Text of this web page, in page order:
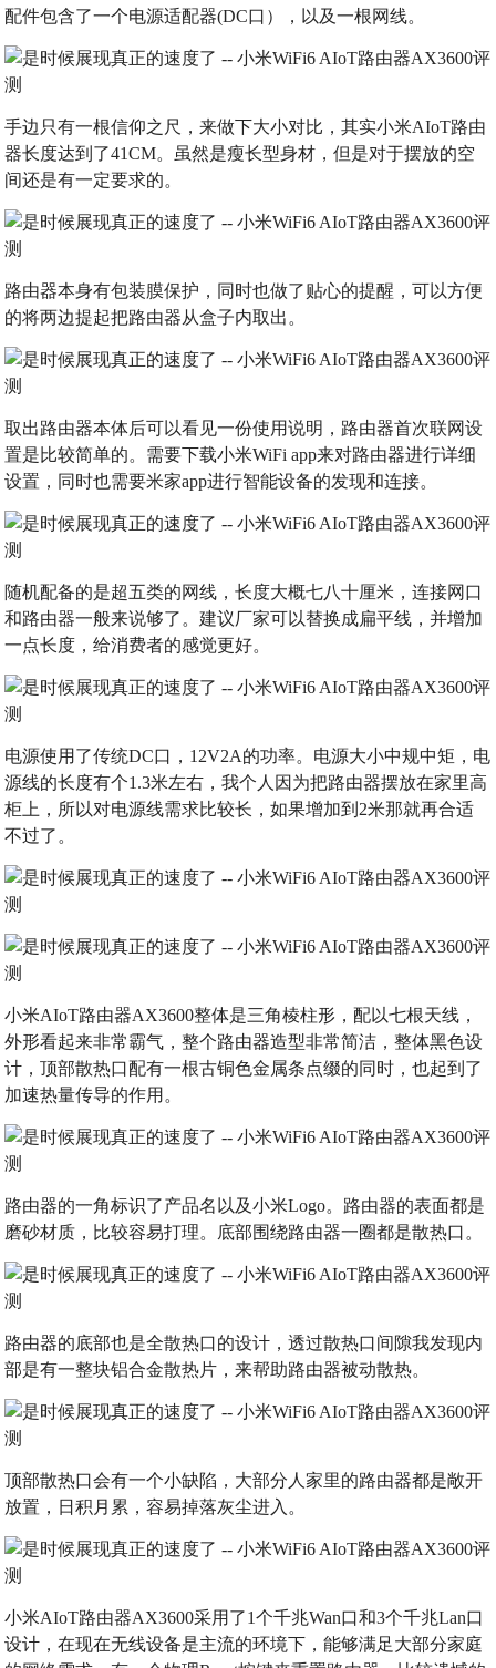
配件包含了一个电源适配器(DC口），以及一根网线。
手边只有一根信仰之尺，来做下大小对比，其实小米AIoT路由
器长度达到了41CM。虽然是瘦长型身材，但是对于摆放的空
间还是有一定要求的。
路由器本身有包装膜保护，同时也做了贴心的提醒，可以方便
的将两边提起把路由器从盒子内取出。
取出路由器本体后可以看见一份使用说明，路由器首次联网设
置是比较简单的。需要下载小米WiFi app来对路由器进行详细
设置，同时也需要米家app进行智能设备的发现和连接。
随机配备的是超五类的网线，长度大概七八十厘米，连接网口
和路由器一般来说够了。建议厂家可以替换成扁平线，并增加
一点长度，给消费者的感觉更好。
电源使用了传统DC口，12V2A的功率。电源大小中规中矩，电
源线的长度有个1.3米左右，我个人因为把路由器摆放在家里高
柜上，所以对电源线需求比较长，如果增加到2米那就再合适
不过了。
小米AIoT路由器AX3600整体是三角棱柱形，配以七根天线，
外形看起来非常霸气，整个路由器造型非常简洁，整体黑色设
计，顶部散热口配有一根古铜色金属条点缀的同时，也起到了
加速热量传导的作用。
路由器的一角标识了产品名以及小米Logo。路由器的表面都是
磨砂材质，比较容易打理。底部围绕路由器一圈都是散热口。
路由器的底部也是全散热口的设计，透过散热口间隙我发现内
部是有一整块铝合金散热片，来帮助路由器被动散热。
顶部散热口会有一个小缺陷，大部分人家里的路由器都是敞开
放置，日积月累，容易掉落灰尘进入。
小米AIoT路由器AX3600采用了1个千兆Wan口和3个千兆Lan口
设计，在现在无线设备是主流的环境下，能够满足大部分家庭